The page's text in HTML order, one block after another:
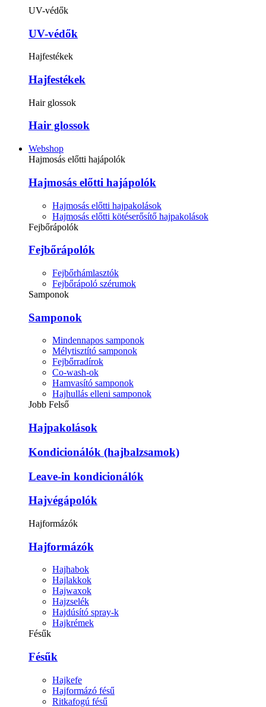
UV-védők
UV-védők
Hajfestékek
Hajfestékek
Hair glossok
Hair glossok
Webshop
Hajmosás előtti hajápolók
Hajmosás előtti hajápolók
Hajmosás előtti hajpakolások
Hajmosás előtti kötéserősítő hajpakolások
Fejbőrápolók
Fejbőrápolók
Fejbőrhámlasztók
Fejbőrápoló szérumok
Samponok
Samponok
Mindennapos samponok
Mélytisztító samponok
Fejbőrradírok
Co-wash-ok
Hamvasító samponok
Hajhullás elleni samponok
Jobb Felső
Hajpakolások
Kondicionálók (hajbalzsamok)
Leave-in kondicionálók
Hajvégápolók
Hajformázók
Hajformázók
Hajhabok
Hajlakkok
Hajwaxok
Hajzselék
Hajdúsító spray-k
Hajkrémek
Fésűk
Fésűk
Hajkefe
Hajformázó fésű
Ritkafogú fésű